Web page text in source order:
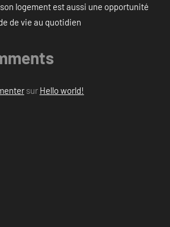
logement est aussi une opportunité
de vie au quotidien
sur Hello world!